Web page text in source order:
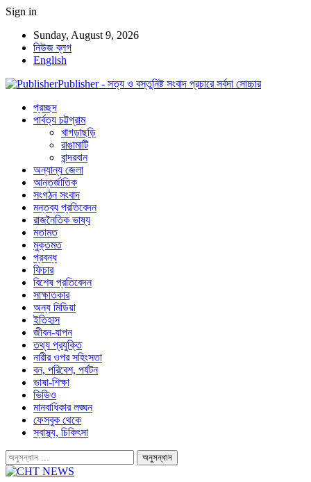
Sign in
Sunday, August 9, 2026
নিউজ ব্লগ
English
Publisher - সত্য ও বস্তুনিষ্ট সংবাদ প্রচারে সর্বদা সোচ্চার
প্রচ্ছদ
পার্বত্য চট্টগ্রাম
খাগড়াছড়ি
রাঙামাটি
বান্দরবান
অন্যান্য জেলা
আন্তর্জাতিক
সংগঠন সংবাদ
মন্তব্য প্রতিবেদন
রাজনৈতিক ভাষ্য
মতামত
মুক্তমত
প্রবন্ধ
ফিচার
বিশেষ প্রতিবেদন
সাক্ষাতকার
অন্য মিডিয়া
ইতিহাস
জীবন-যাপন
তথ্য প্রযুক্তি
নারীর ওপর সহিংসতা
বন, পরিবেশ, পর্যটন
ভাষা-শিক্ষা
ভিডিও
মানবাধিকার লঙ্ঘন
ফেসবুক থেকে
স্বাস্থ্য, চিকিৎসা